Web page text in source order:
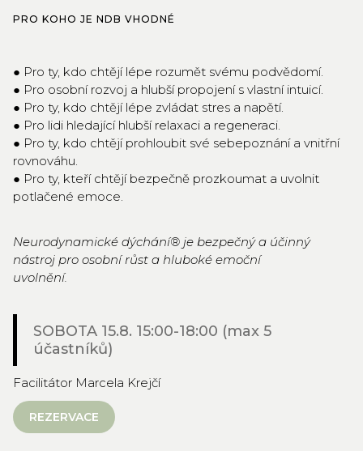
PRO KOHO JE NDB VHODNÉ
● Pro ty, kdo chtějí lépe rozumět svému podvědomí.
● Pro osobní rozvoj a hlubší propojení s vlastní intuicí.
● Pro ty, kdo chtějí lépe zvládat stres a napětí.
● Pro lidi hledající hlubší relaxaci a regeneraci.
● Pro ty, kdo chtějí prohloubit své sebepoznání a vnitřní
rovnováhu.
● Pro ty, kteří chtějí bezpečně prozkoumat a uvolnit
potlačené emoce.
Neurodynamické dýchání® je bezpečný a účinný
nástroj pro osobní růst a hluboké emoční
uvolnění.
SOBOTA 15.8. 15:00-18:00 (max 5
účastníků)
Facilitátor Marcela Krejčí
REZERVACE